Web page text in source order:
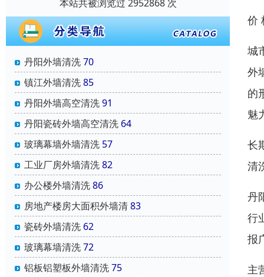
本站共被浏览过 2952868 次
丹阳外墙清洗70
镇江外墙清洗85
丹阳外墙高空清洗91
丹阳瓷砖外墙高空清洗 64
玻璃幕墙外墙清洗 57
工业厂房外墙清洗82
办公楼外墙清洗86
房地产楼房大面积外墙清83
瓷砖外墙清洗 62
玻璃幕墙清洗72
铝板铝塑板外墙清洗75
价
城
外
的
魅
长
清
丹
行
报
主